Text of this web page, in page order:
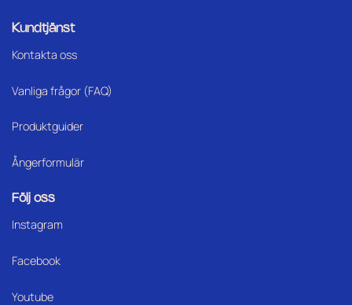
Kundtjänst
Kontakta oss
Vanliga frågor (FAQ)
Produktguider
Ångerformulär
Följ oss
Instagram
Facebook
Youtube